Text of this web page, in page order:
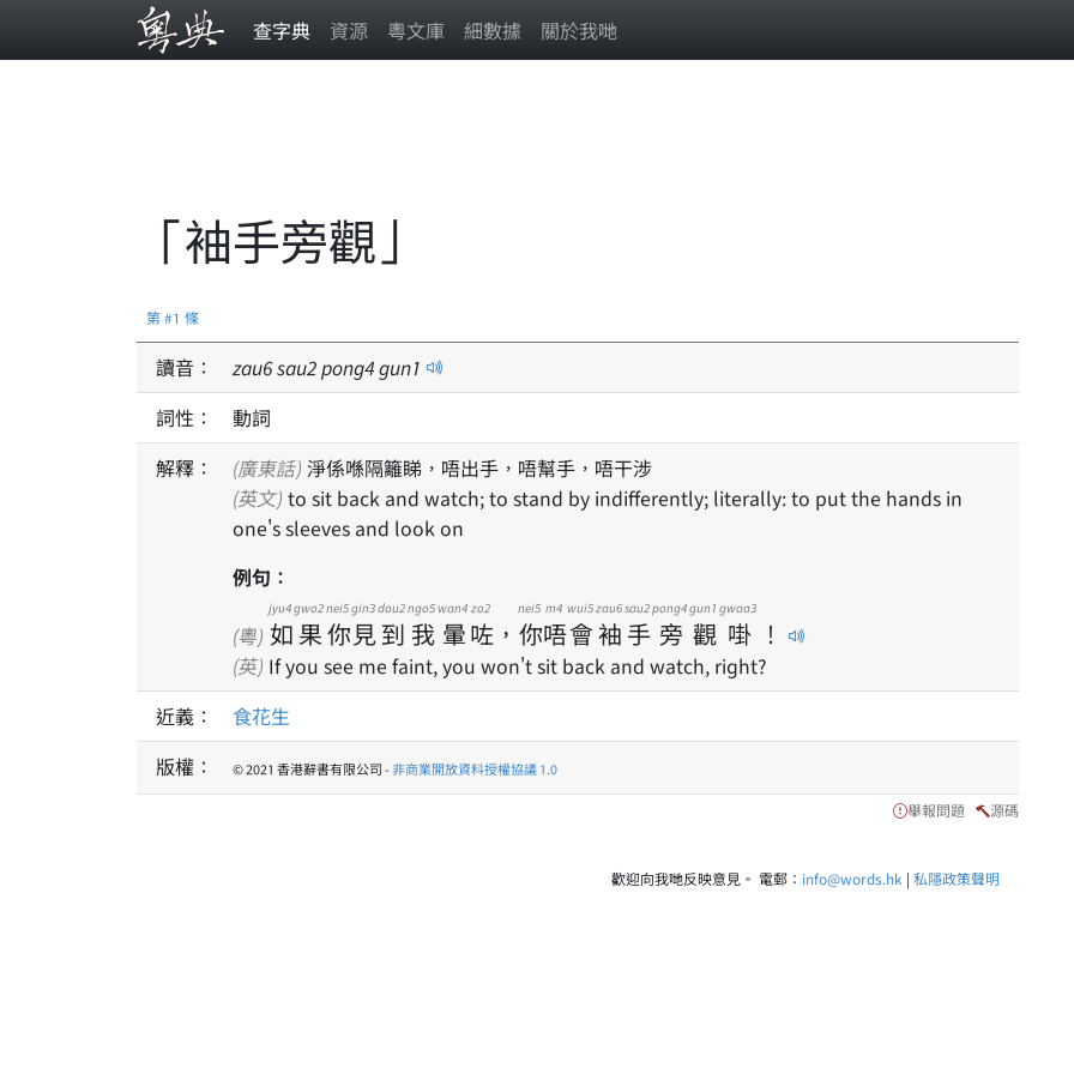
查字典 資源 粵文庫 細數據 關於我哋
「袖手旁觀」
第 #1 條
讀音： zau6sau2pong4gun1
詞性：
動詞
解釋：
(廣東話) 淨係喺隔籬睇，唔出手，唔幫手，唔干涉
(英文)
one's sleeves and look on
例句：
(粵) 如
jyu4
果
gwo2
你
nei5
見
gin3
到
dou2
我
ngo5
暈
wan4
咗
zo2
， 你
nei5
唔
m4
會
wui5
袖
zau6
手
sau2
旁
pong4
觀
gun1
啩
gwaa3
！
(英) If you see me faint, you won't sit back and watch, right?
近義：
食花生
版權：
© 2021 香港辭書有限公司 -非商業開放資料授權協議 1.0
舉報問題 源碼
歡迎向我哋反映意見。 電郵： info@words.hk | 私隱政策聲明